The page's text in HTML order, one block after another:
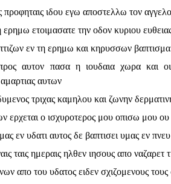
προφηταις ιδου εγω αποστελλω τον
ετοιμασατε την οδον κυριου
εν τη ερημω και κηρυσσων βαπτισμα
αυτον πασα η ιουδαια χωρα και οι
αυτων
τριχας καμηλου και ζωνην
ερχεται ο ισχυροτερος μου οπισω μου
εν υδατι αυτος δε βαπτισει υμας εν
ταις ημεραις ηλθεν ιησους απο
απο του υδατος ειδεν σχιζομενους